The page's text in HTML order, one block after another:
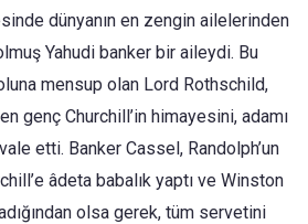
dünyanın en zengin ailelerinden
Yahudi banker bir aileydi. Bu
mensup olan Lord Rothschild,
genç Churchill’in himayesini, adamı
etti. Banker Cassel, Randolph’un
âdeta babalık yaptı ve Winston
olsa gerek, tüm servetini